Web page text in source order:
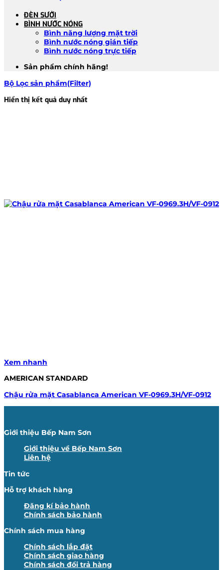
ĐÈN SƯỞI
BÌNH NƯỚC NÓNG
Bình năng lượng mặt trời
Bình nước nóng gián tiếp
Bình nước nóng trực tiếp
Sản phẩm chính hãng!
Bộ Lọc sản phẩm(Filter)
Hiển thị kết quả duy nhất
Xem nhanh
AMERICAN STANDARD
Chậu rửa mặt Casablanca American VF-0969.3H/VF-0912
Giới thiệu Bếp Nam Sơn
Giới thiệu về Bếp Nam Sơn
Liên hệ
Tin tức
Hỗ trợ khách hàng
Đăng kí bảo hành
Chính sách bảo hành
Chính sách mua hàng
Chính sách lắp đặt
Chính sách giao hàng
Chính sách đổi trả hàng